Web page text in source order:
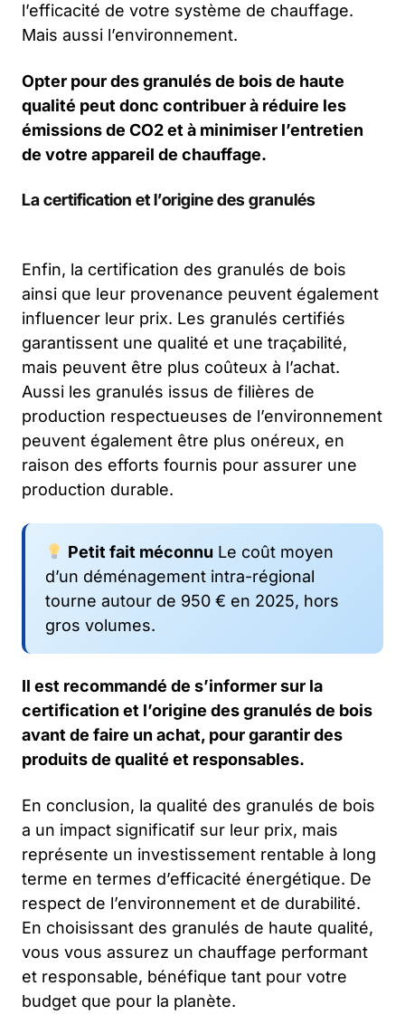
l’efficacité de votre système de chauffage.
Mais aussi l’environnement.
Opter pour des granulés de bois de haute
qualité peut donc contribuer à réduire les
émissions de CO2 et à minimiser l’entretien
de votre appareil de chauffage.
La certification et l’origine des granulés
Enfin, la certification des granulés de bois
ainsi que leur provenance peuvent également
influencer leur prix. Les granulés certifiés
garantissent une qualité et une traçabilité,
mais peuvent être plus coûteux à l’achat.
Aussi les granulés issus de filières de
production respectueuses de l’environnement
peuvent également être plus onéreux, en
raison des efforts fournis pour assurer une
production durable.
Petit fait méconnu Le coût moyen
d’un déménagement intra-régional
tourne autour de 950 € en 2025, hors
gros volumes.
Il est recommandé de s’informer sur la
certification et l’origine des granulés de bois
avant de faire un achat, pour garantir des
produits de qualité et responsables.
En conclusion, la qualité des granulés de bois
a un impact significatif sur leur prix, mais
représente un investissement rentable à long
terme en termes d’efficacité énergétique. De
respect de l’environnement et de durabilité.
En choisissant des granulés de haute qualité,
vous vous assurez un chauffage performant
et responsable, bénéfique tant pour votre
budget que pour la planète.